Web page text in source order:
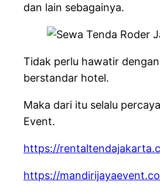
dan lain sebagainya.
Tidak perlu hawatir
berstandar hotel.
Maka dari itu selalu
Event.
https://
https://